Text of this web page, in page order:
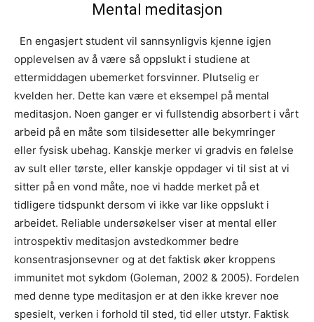
Mental meditasjon
En engasjert student vil sannsynligvis kjenne igjen
opplevelsen av å være så oppslukt i studiene at
ettermiddagen ubemerket forsvinner. Plutselig er
kvelden her. Dette kan være et eksempel på mental
meditasjon. Noen ganger er vi fullstendig absorbert i vårt
arbeid på en måte som tilsidesetter alle bekymringer
eller fysisk ubehag. Kanskje merker vi gradvis en følelse
av sult eller tørste, eller kanskje oppdager vi til sist at vi
sitter på en vond måte, noe vi hadde merket på et
tidligere tidspunkt dersom vi ikke var like oppslukt i
arbeidet. Reliable undersøkelser viser at mental eller
introspektiv meditasjon avstedkommer bedre
konsentrasjonsevner og at det faktisk øker kroppens
immunitet mot sykdom (Goleman, 2002 & 2005). Fordelen
med denne type meditasjon er at den ikke krever noe
spesielt, verken i forhold til sted, tid eller utstyr. Faktisk